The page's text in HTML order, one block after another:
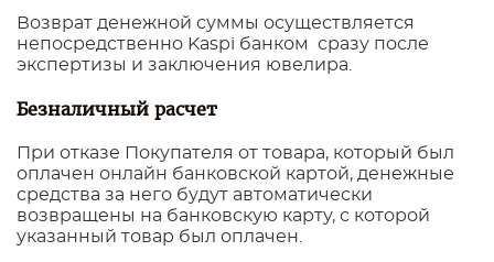
Возврат денежной суммы осуществляется
непосредственно Kaspi банком сразу после
экспертизы и заключения ювелира.
Безналичный расчет
При отказе Покупателя от товара, который был
оплачен онлайн банковской картой, денежные
средства за него будут автоматически
возвращены на банковскую карту, с которой
указанный товар был оплачен.